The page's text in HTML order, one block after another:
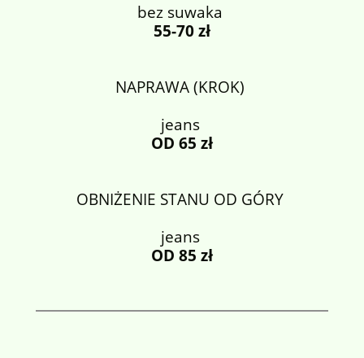
bez suwaka
55-70 zł
NAPRAWA (KROK)
jeans
OD 65 zł
OBNIŻENIE STANU OD GÓRY
jeans
OD 85 zł